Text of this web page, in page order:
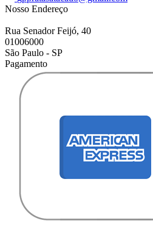
Nosso Endereço
Rua Senador Feijó, 40
01006000
São Paulo - SP
Pagamento